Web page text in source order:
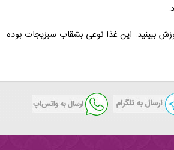
ببینید. این غذا نوعی بشقاب سبزیجات بوده